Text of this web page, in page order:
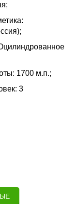
1700 м.п.;
3